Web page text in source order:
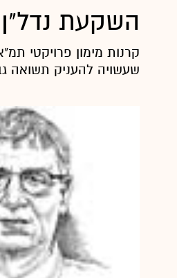
השקעת נדל"ן
שעשויה להעניק תשואה